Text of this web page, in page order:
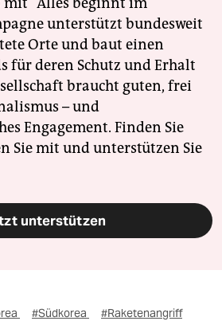
unterstützt bundesweit
Orte und baut einen
für deren Schutz und Erhalt
braucht guten, frei
– und
Engagement. Finden Sie
Sie mit und unterstützen Sie
unterstützen
#Südkorea #Raketenangriff